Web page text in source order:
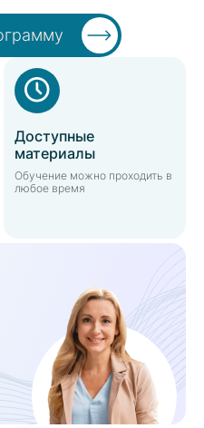
Доступные
материалы
Обучение можно проходить в
любое время